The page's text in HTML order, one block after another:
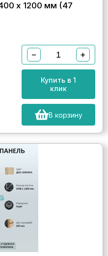
х 1200 мм (47
− +
Купить в 1
клик
В корзину